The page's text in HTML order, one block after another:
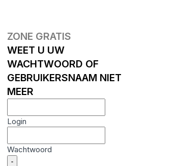
ZONE GRATIS
WEET U UW
WACHTWOORD OF
GEBRUIKERSNAAM NIET
MEER
Login
Wachtwoord